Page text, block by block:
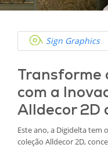
Sign Graphics
Transforme
com a
Alldecor 2D
Este ano, a Digidelta tem
coleção Alldecor 2D,